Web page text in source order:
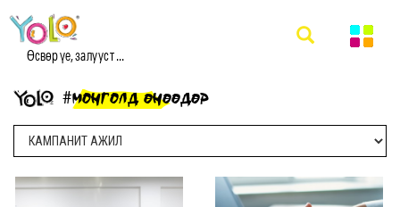
Өсвөр үе, залууст ...
#МОНГОЛД ӨНӨӨДӨР